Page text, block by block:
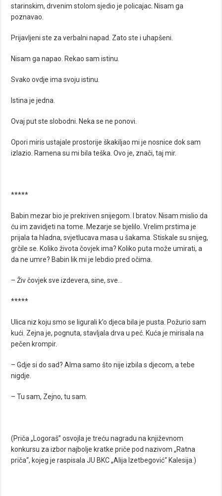
starinskim, drvenim stolom sjedio je policajac. Nisam ga
poznavao.
Prijavljeni ste za verbalni napad. Zato ste i uhapšeni.
Nisam ga napao. Rekao sam istinu.
Svako ovdje ima svoju istinu.
Istina je jedna.
Ovaj put ste slobodni. Neka se ne ponovi.
Opori miris ustajale prostorije škakiljao mi je nosnice dok sam
izlazio. Ramena su mi bila teška. Ovo je, znači, taj mir.
*****
Babin mezar bio je prekriven snijegom. I bratov. Nisam mislio da
ću im zavidjeti na tome. Mezarje se bjelilo. Vrelim prstima je
prijala ta hladna, svjetlucava masa u šakama. Stiskale su snijeg,
grčile se. Koliko života čovjek ima? Koliko puta može umirati, a
da ne umre? Babin lik mi je lebdio pred očima.
– Živ čovjek sve izdevera, sine, sve…
*****
Ulica niz koju smo se ligurali k’o djeca bila je pusta. Požurio sam
kući. Zejna je, pognuta, stavljala drva u peć. Kuća je mirisala na
pečen krompir.
– Gdje si do sad? Alma samo što nije izbila s djecom, a tebe
nigdje.
– Tu sam, Zejno, tu sam.
(Priča „Logoraš” osvojla je treću nagradu na književnom
konkursu za izbor najbolje kratke priče pod nazivom „Ratna
priča“, kojeg je raspisala JU BKC „Alija Izetbegović“ Kalesija.)